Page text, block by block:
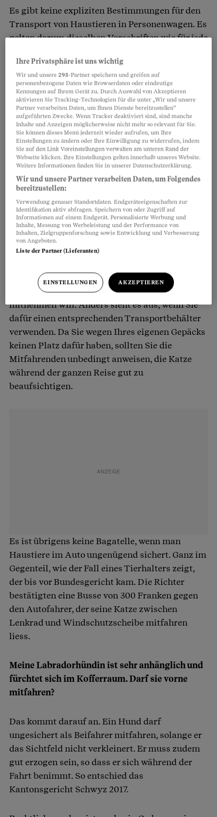
Es gibt keine expliziten Bestimmungen für den
Transport von Haustieren in Personenwagen. Es
gelten darum dieselben Vorschriften wie für jede
transportieren, dass sie niemanden gefährden
oder belästigen.
Partnerinhalte
ist, sollte man sich sehr gut überlegen, ob man
eine Katze wirklich im Auto in die Ferien
mitnehmen will. Anders sieht es aus, wenn Sie
dafür einen entsprechenden Transportbehälter
verwenden. Da Sie wegen Ihres eigenen Gepäcks
keinen Platz dafür haben, sollten Sie die
Mitfahrenden unbedingt anweisen, die Katze
während der ganzen Reise gut zu
beaufsichtigen.
Es ist übrigens keine Bagatelle, wenn man
Haustiere im Auto ungenügend sichert. Ganz im
Gegenteil, wie der Fall eines Tierhalters zeigt,
der bis vor Bundesgericht kam. Die Richter
bestätigten eine Busse von 300 Franken gegen
den Autofahrer, der seine Katze zwischen
Lenkrad und Windschutzscheibe mitfahren
liess.
Meine Labradorhündin ist sehr anhänglich und
fürchtet sich im Kofferraum. Darf sie vorne
mitfahren?
Das kommt darauf an. Ein Hund darf
ungesichert als Beifahrer mitfahren, solange er
das Sichtfeld nicht verkleinert. Er muss zudem
gut erzogen sein, so dass er sich während der
Fahrt benimmt. So entschied das
Kantonsgericht Schwyz 2017.
Ihre Privatsphäre ist uns wichtig
Wir und unsere293-Partner speichern und greifen auf
personenbezogene Daten wie Browserdaten oder eindeutige
Kennungen auf Ihrem Gerät zu. Durch Auswahl von Akzeptieren
aktivieren Sie Tracking-Technologien für die unter „Wir und unsere
Partner verarbeiten Daten, um Ihnen Dienste bereitzustellen“
aufgeführten Zwecke. Wenn Tracker deaktiviert sind, sind manche
Inhalte und Anzeigen möglicherweise nicht mehr so relevant für Sie.
Sie können dieses Menü jederzeit wieder aufrufen, um Ihre
Einstellungen zu ändern oder Ihre Einwilligung zu widerrufen, indem
Sie auf den Link Voreinstellungen verwalten am unteren Rand der
Webseite klicken. Ihre Einstellungen gelten innerhalb unseres Website.
Weitere Informationen finden Sie in unserer Datenschutzerklärung.
Wir und unsere Partner verarbeiten Daten, um Folgendes
bereitzustellen:
Verwendung genauer Standortdaten. Endgeräteeigenschaften zur
Identifikation aktiv abfragen. Speichern von oder Zugriff auf
Informationen auf einem Endgerät. Personalisierte Werbung und
Inhalte, Messung von Werbeleistung und der Performance von
Inhalten, Zielgruppenforschung sowie Entwicklung und Verbesserung
von Angeboten.
Liste der Partner (Lieferanten)
EINSTELLUNGEN AKZEPTIEREN